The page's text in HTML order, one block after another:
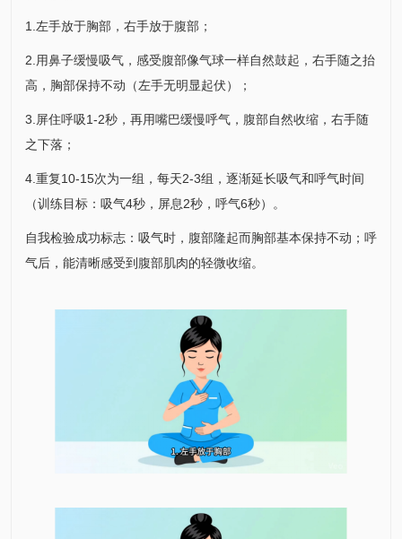
1.左手放于胸部，右手放于腹部；
2.用鼻子缓慢吸气，感受腹部像气球一样自然鼓起，右手随之抬
高，胸部保持不动（左手无明显起伏）；
3.屏住呼吸1-2秒，再用嘴巴缓慢呼气，腹部自然收缩，右手随
之下落；
4.重复10-15次为一组，每天2-3组，逐渐延长吸气和呼气时间
（训练目标：吸气4秒，屏息2秒，呼气6秒）。
自我检验成功标志：吸气时，腹部隆起而胸部基本保持不动；呼
气后，能清晰感受到腹部肌肉的轻微收缩。